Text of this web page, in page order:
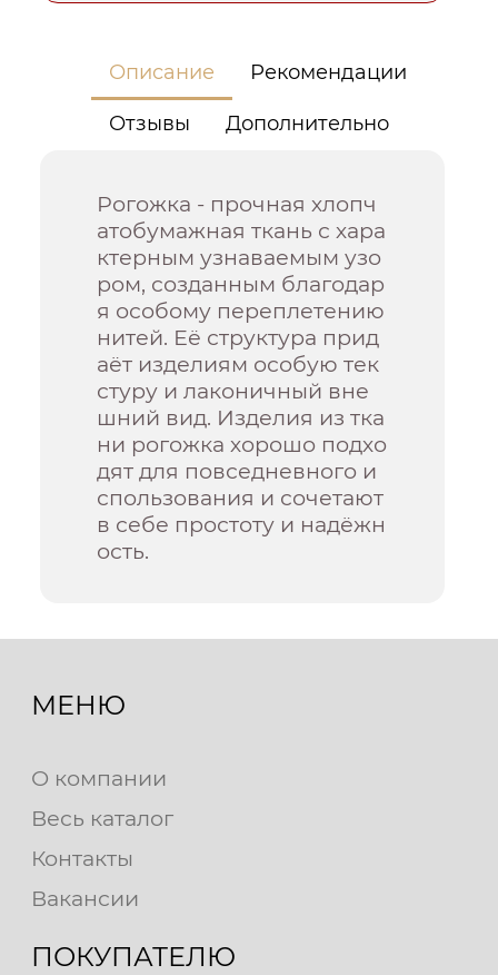
Описание Рекомендации
Отзывы Дополнительно
Рогожка - прочная хлопч
атобумажная ткань с хара
ктерным узнаваемым узо
ром, созданным благодар
я особому переплетению
нитей. Её структура прид
аёт изделиям особую тек
стуру и лаконичный вне
шний вид. Изделия из тка
ни рогожка хорошо подхо
дят для повседневного и
спользования и сочетают
в себе простоту и надёжн
ость.
МЕНЮ
О компании
Весь каталог
Контакты
Вакансии
ПОКУПАТЕЛЮ